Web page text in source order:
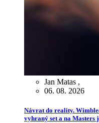
Jan Matas ,
06. 08. 2026
Návrat do reality.
vyhraný set a na Masters